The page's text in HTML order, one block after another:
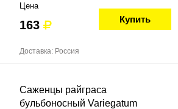
Цена
163 Купить
Доставка: Россия
Саженцы райграса
бульбоносный Variegatum